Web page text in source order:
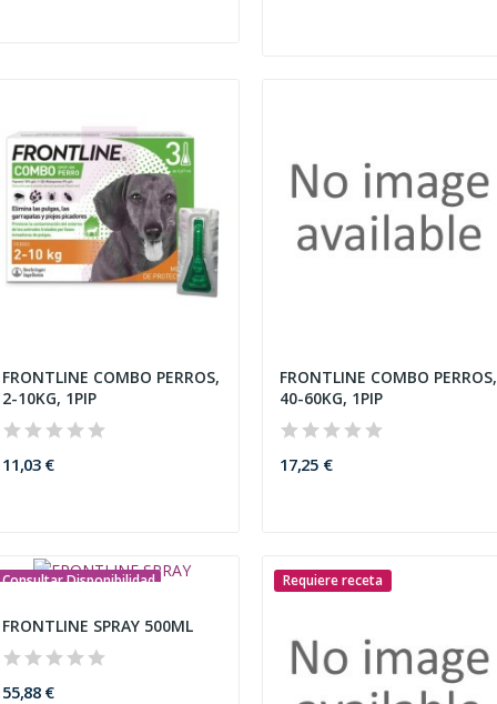
FRONTLINE COMBO PERROS,
2-10KG, 1PIP
11,03 €
FRONTLINE COMBO PERROS,
40-60KG, 1PIP
17,25 €
Consultar Disponibilidad
FRONTLINE SPRAY 500ML
55,88 €
Requiere receta